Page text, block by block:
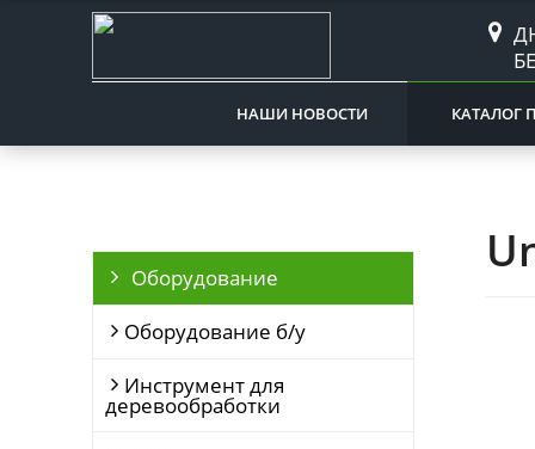
НАШИ НОВОСТИ КАТАЛОГ
Оборудование
Оборудование б/у
Инструмент для
деревообработки